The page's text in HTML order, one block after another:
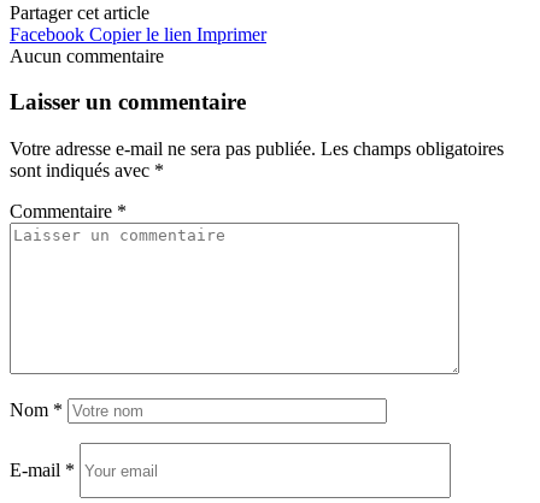
Partager cet article
Facebook Copier le lien Imprimer
Aucun commentaire
Laisser un commentaire
Votre adresse e-mail ne sera pas publiée. Les champs obligatoires
sont indiqués avec *
Commentaire *
Nom *
E-mail *